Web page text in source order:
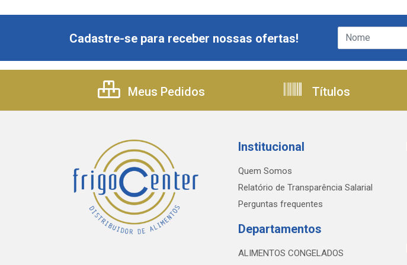
Cadastre-se para receber nossas ofertas!
Meus Pedidos Títulos
Institucional
Quem Somos
Relatório de Transparência Salarial
Perguntas frequentes
Departamentos
ALIMENTOS CONGELADOS